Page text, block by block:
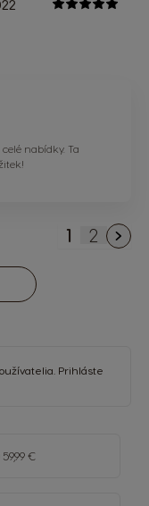
nabídky. Ta
You're
1 Strana
2
Prihláste
€